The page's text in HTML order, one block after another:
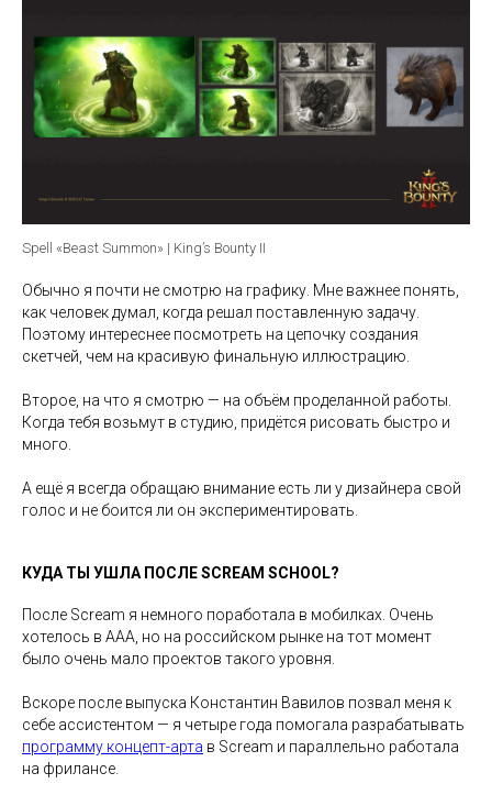
Spell «Beast Summon» | King’s Bounty II
Обычно я почти не смотрю на графику. Мне важнее понять,
как человек думал, когда решал поставленную задачу.
Поэтому интереснее посмотреть на цепочку создания
скетчей, чем на красивую финальную иллюстрацию.
Второе, на что я смотрю — на объём проделанной работы.
Когда тебя возьмут в студию, придётся рисовать быстро и
много.
А ещё я всегда обращаю внимание есть ли у дизайнера свой
голос и не боится ли он экспериментировать.
КУДА ТЫ УШЛА ПОСЛЕ SCREAM SCHOOL?
После Scream я немного поработала в мобилках. Очень
хотелось в ААА, но на российском рынке на тот момент
было очень мало проектов такого уровня.
Вскоре после выпуска Константин Вавилов позвал меня к
себе ассистентом — я четыре года помогала разрабатывать
программу концепт-арта в Scream и параллельно работала
на фрилансе.